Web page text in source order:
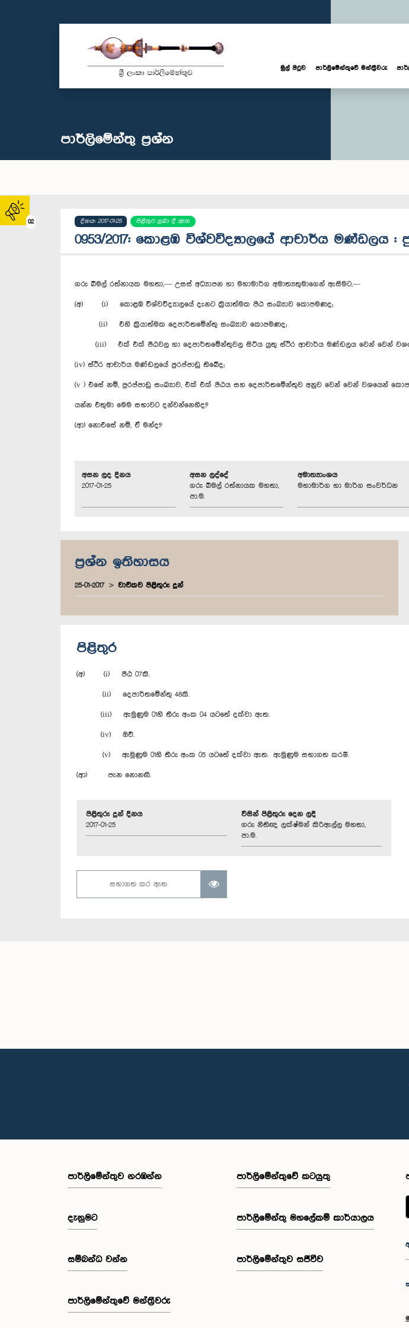
02
මුල් පිටුව පාර්ලි‌මේන්තුවේ මන්ත්‍රීවරු
පාර්ලි‌මේන්තු‌ ප්‍රශ්න
දිනය: 2017-01-25 පිළිතුර ලබා දී ඇත
0953/2017: කොළඹ විශ්වවිද්‍යාලයේ ආචාර්ය මණ්ඩලය :
ගරු බිමල් රත්නායක මහතා,— උසස් අධ්‍යාපන හා මහාමාර්ග අමාත්‍යතුමාගෙන් ඇසීමට,—
(අ) (i) කොළඹ විශ්වවිද්‍යාලයේ දැනට ක්‍රියාත්මක පීඨ සංඛ්‍යාව කොපමණද;
(ii) එහි ක්‍රියාත්මක දෙපාර්තමේන්තු සංඛ්‍යාව කොපමණද;
(iii) එක් එක් පීඨවල හා දෙපාර්තමේන්තුවල සිටිය යුතු ස්ථිර ආචාර්ය මණ්ඩලය වෙන් වෙන්
(iv) ස්ථිර ආචාර්ය මණ්ඩලයේ පුරප්පාඩු තිබේද;
(v ) එසේ නම්, පුරප්පාඩු සංඛ්‍යාව, එක් එක් පීඨය සහ දෙපාර්තමේන්තුව අනුව වෙන් වෙන් වශයෙන්
යන්න එතුමා මෙම සභාවට දන්වන්නෙහිද?
(ආ) නොඑසේ නම්, ඒ මන්ද?
අසන ලද දිනය
2017-01-25
අසන ලද්දේ
ගරු බිමල් රත්නායක මහතා,
පා.ම.
අමාත්‍යාංශය
මහාමාර්ග හා මාර්ග සංවර්ධන
ප්‍රශ්න ඉතිහාසය
25-01-2017 වාචිකව පිළිතුරු දුන්
පිළිතුර
(අ) (i) පීඨ 07කි.
(ii) දෙපාර්තමේන්තු 48කි.
(iii) ඇමුණුම 01හි තීරු අංක 04 යටතේ දක්වා ඇත.
(iv) ඔව්.
(v) ඇමුණුම 01හි තීරු අංක 05 යටතේ දක්වා ඇත. ඇමුණුම සභාගත කරමි.
(ආ) පැන නොනඟී.
පිළිතුරු දුන් දිනය
2017-01-25
විසින් පිළිතුරු දෙන ලදී
ගරු නීතිඥ ලක්ෂ්මන් කිරිඇල්ල මහතා,
පා.ම.
සභාගත කර ඇත
පාර්ලි‌මේන්තුව නරඹන්න
දැනුමට
සම්බන්ධ වන්න
පාර්ලි‌මේන්තුවේ මන්ත්‍රීවරු
පාර්ලිමේන්තුවේ කටයුතු
පාර්ලිමේන්තු මහලේකම් කාර්යාලය
පාර්ලිමේන්තුව සජීවීව